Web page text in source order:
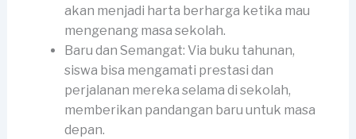
akan menjadi harta berharga ketika mau
mengenang masa sekolah.
Baru dan Semangat: Via buku tahunan,
siswa bisa mengamati prestasi dan
perjalanan mereka selama di sekolah,
memberikan pandangan baru untuk masa
depan.